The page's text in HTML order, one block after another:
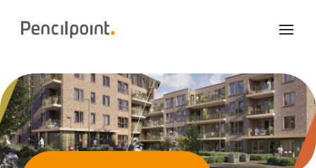
Home
Diensten
Portfolio
Over ons